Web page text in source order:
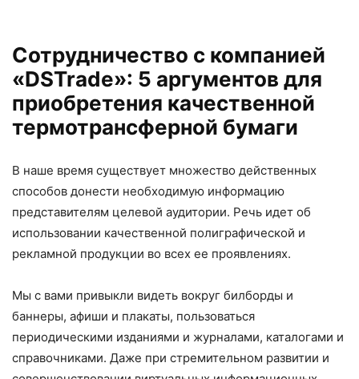
Сотрудничество с компанией
«DSTrade»: 5 аргументов для
приобретения качественной
термотрансферной бумаги
В наше время существует множество действенных
способов донести необходимую информацию
представителям целевой аудитории. Речь идет об
использовании качественной полиграфической и
рекламной продукции во всех ее проявлениях.
Мы с вами привыкли видеть вокруг билборды и
баннеры, афиши и плакаты, пользоваться
периодическими изданиями и журналами, каталогами и
справочниками. Даже при стремительном развитии и